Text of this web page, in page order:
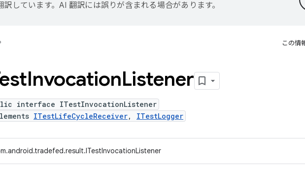
訳しています。AI 翻訳には誤りが含まれる場合があります。
この情
InvocationListener
interface ITestInvocationListener
ITestLifeCycleReceiver, ITestLogger